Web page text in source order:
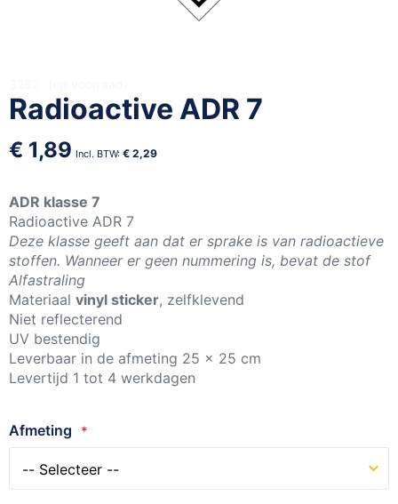
Radioactive ADR 7
€ 1,89 € 2,29
ADR klasse 7
Radioactive ADR 7
Deze klasse geeft aan dat er sprake is van radioactieve
stoffen. Wanneer er geen nummering is, bevat de stof
Alfastraling
Materiaal vinyl sticker, zelfklevend
Niet reflecterend
UV bestendig
Leverbaar in de afmeting 25 x 25 cm
Levertijd 1 tot 4 werkdagen
Afmeting
naar
het
begin
van
afbeeldingen-
gallerij